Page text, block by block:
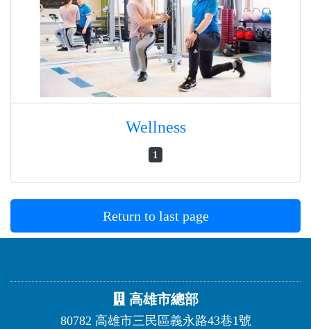
Wellness
1
Return to last page
高雄市總部
80782 高雄市三民區義永路43巷1號